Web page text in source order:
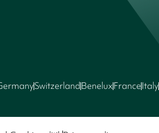
SwitzerlandBeneluxFranceItaly